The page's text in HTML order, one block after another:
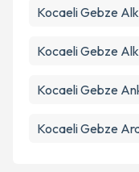
Kocaeli Gebze
Kocaeli Gebze
Kocaeli Gebze
Kocaeli Gebze